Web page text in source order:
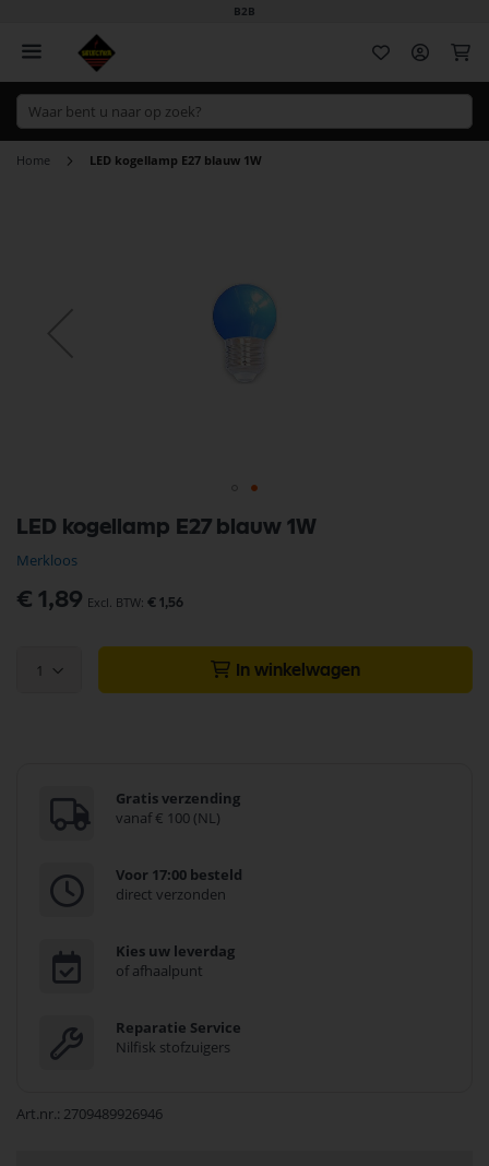
B2B
Home LED kogellamp E27 blauw 1W
LED kogellamp E27 blauw 1W
Merkloos
€ 1,89 € 1,56
1 In winkelwagen
Gratis verzending
vanaf € 100 (NL)
Voor 17:00 besteld
direct verzonden
Kies uw leverdag
of afhaalpunt
Reparatie Service
Nilfisk stofzuigers
Art.nr. 2709489926946
naar
het
begin
van
de